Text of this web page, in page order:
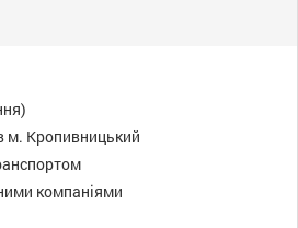
м. Кропивницький
компаніями